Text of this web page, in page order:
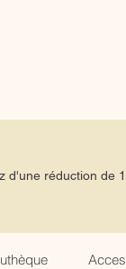
d'une réduction de